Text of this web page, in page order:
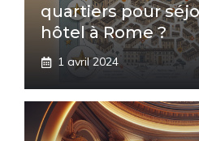
quartiers pour
hôtel à Rome ?
1 avril 2024